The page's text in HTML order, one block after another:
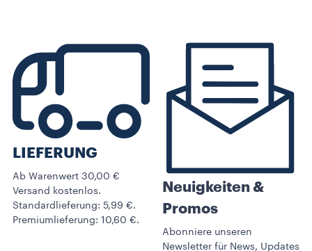
LIEFERUNG
Ab Warenwert 30,00 €
Versand kostenlos.
Standardlieferung: 5,99 €.
Premiumlieferung: 10,60 €.
Neuigkeiten &
Promos​
Abonniere unseren
Newsletter für News, Updates